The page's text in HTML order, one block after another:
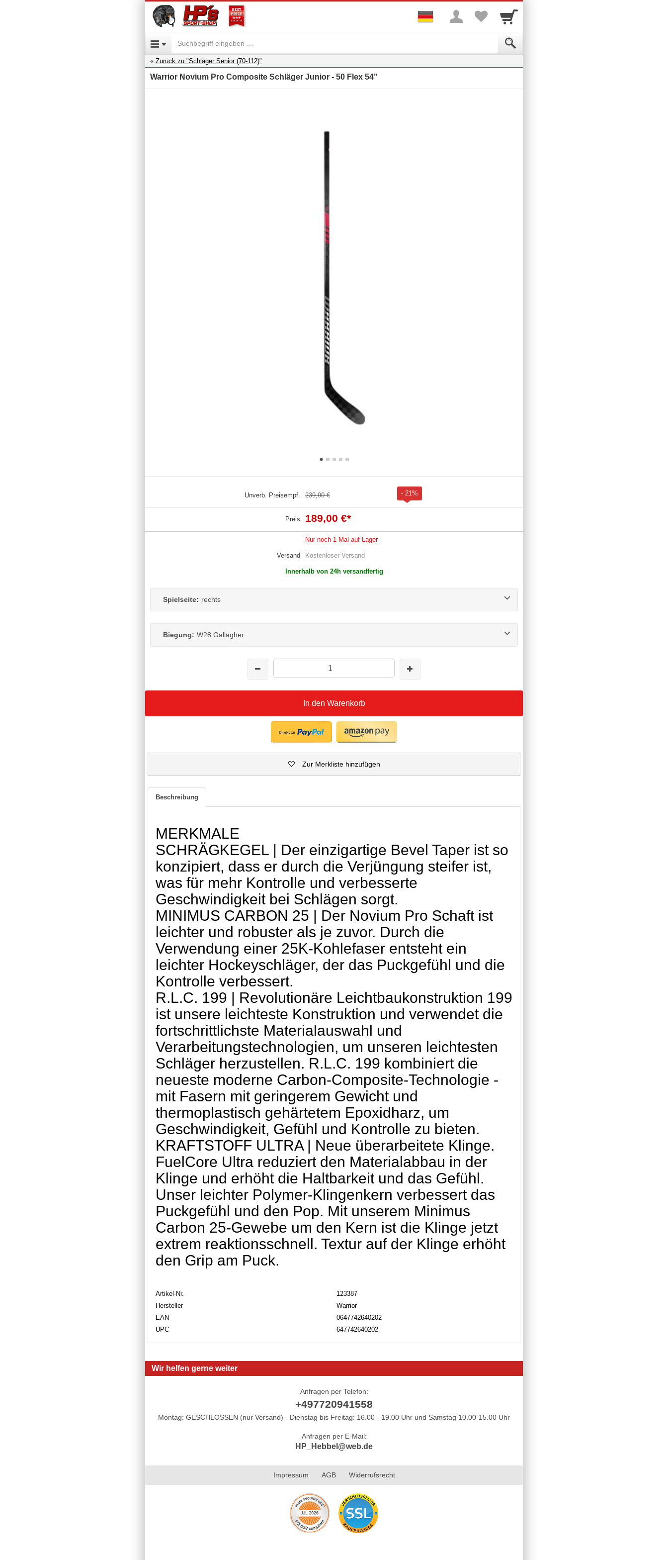
Zurück zu "Schläger Senior (70-112)"
Warrior Novium Pro Composite Schläger Junior - 50 Flex 54"
Unverb. Preisempf. 239,90 € - 21%
Preis 189,00 €*
Nur noch 1 Mal auf Lager
Versand Kostenloser Versand
Innerhalb von 24h versandfertig
Spielseite: rechts
Biegung: W28 Gallagher
In den Warenkorb
Zur Merkliste hinzufügen
Beschreibung
MERKMALE
SCHRÄGKEGEL | Der einzigartige Bevel Taper ist so
konzipiert, dass er durch die Verjüngung steifer ist,
was für mehr Kontrolle und verbesserte
Geschwindigkeit bei Schlägen sorgt.
MINIMUS CARBON 25 | Der Novium Pro Schaft ist
leichter und robuster als je zuvor. Durch die
Verwendung einer 25K-Kohlefaser entsteht ein
leichter Hockeyschläger, der das Puckgefühl und die
Kontrolle verbessert.
R.L.C. 199 | Revolutionäre Leichtbaukonstruktion 199
ist unsere leichteste Konstruktion und verwendet die
fortschrittlichste Materialauswahl und
Verarbeitungstechnologien, um unseren leichtesten
Schläger herzustellen. R.L.C. 199 kombiniert die
neueste moderne Carbon-Composite-Technologie -
mit Fasern mit geringerem Gewicht und
thermoplastisch gehärtetem Epoxidharz, um
Geschwindigkeit, Gefühl und Kontrolle zu bieten.
KRAFTSTOFF ULTRA | Neue überarbeitete Klinge.
FuelCore Ultra reduziert den Materialabbau in der
Klinge und erhöht die Haltbarkeit und das Gefühl.
Unser leichter Polymer-Klingenkern verbessert das
Puckgefühl und den Pop. Mit unserem Minimus
Carbon 25-Gewebe um den Kern ist die Klinge jetzt
extrem reaktionsschnell. Textur auf der Klinge erhöht
den Grip am Puck.
Artikel-Nr.
123387
Hersteller
Warrior
EAN
0647742640202
UPC
647742640202
Wir helfen gerne weiter
Anfragen per Telefon:
+497720941558
Montag: GESCHLOSSEN (nur Versand) - Dienstag bis Freitag: 16.00 - 19.00 Uhr und Samstag 10.00-15.00 Uhr
Anfragen per E-Mail:
HP_Hebbel@web.de
Impressum AGB Widerrufsrecht